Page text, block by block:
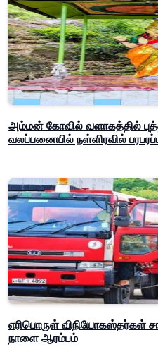
அம்மன் கோவில் வளாகத்தில்
வலப்பனையில் நள்ளிரவில்
எரிபொருள் விநியோகஸ்தர்கள்
நாளை ஆரம்பம்